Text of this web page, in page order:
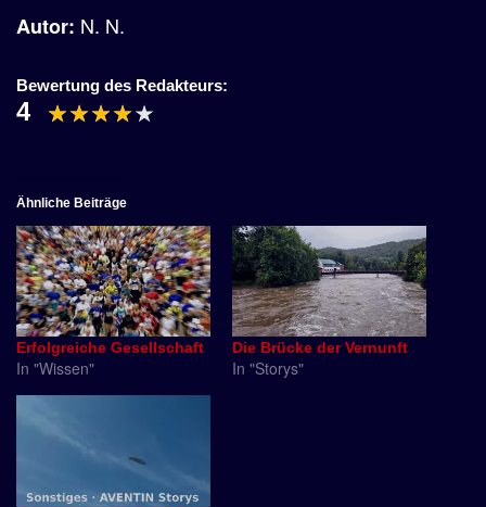
Autor: N. N.
Bewertung des Redakteurs:
4
Ähnliche Beiträge
Erfolgreiche Gesellschaft
In "Wissen"
Die Brücke der Vernunft
In "Storys"